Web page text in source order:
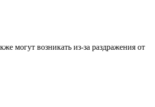
могут возникать из-за раздражения от